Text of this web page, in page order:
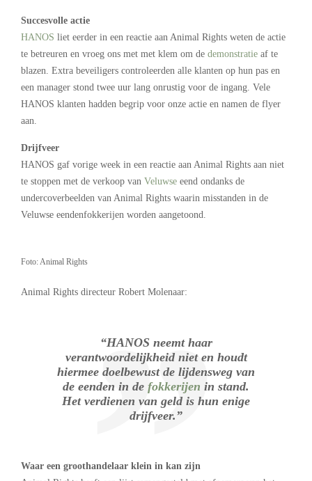
Succesvolle actie
HANOS liet eerder in een reactie aan Animal Rights weten de actie
te betreuren en vroeg ons met met klem om de demonstratie af te
blazen. Extra beveiligers controleerden alle klanten op hun pas en
een manager stond twee uur lang onrustig voor de ingang. Vele
HANOS klanten hadden begrip voor onze actie en namen de flyer
aan.
Drijfveer
HANOS gaf vorige week in een reactie aan Animal Rights aan niet
te stoppen met de verkoop van Veluwse eend ondanks de
undercoverbeelden van Animal Rights waarin misstanden in de
Veluwse eendenfokkerijen worden aangetoond.
Foto: Animal Rights
Animal Rights directeur Robert Molenaar:
“HANOS neemt haar
verantwoordelijkheid niet en houdt
hiermee doelbewust de lijdensweg van
de eenden in de fokkerijen in stand.
Het verdienen van geld is hun enige
drijfveer.”
Waar een groothandelaar klein in kan zijn